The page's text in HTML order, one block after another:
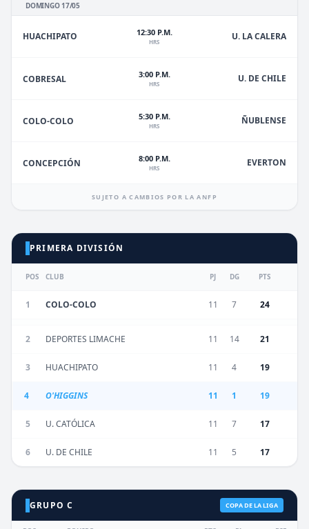
DOMINGO 17/05
HUACHIPATO 12:30 P.M.
HRS U. LA CALERA
COBRESAL 3:00 P.M.
HRS U. DE CHILE
COLO-COLO 5:30 P.M.
HRS ÑUBLENSE
CONCEPCIÓN 8:00 P.M.
HRS EVERTON
SUJETO A CAMBIOS POR LA ANFP
PRIMERA DIVISIÓN
POS CLUB PJ DG PTS
1 COLO-COLO 11 7 24
2 DEPORTES LIMACHE 11 14 21
3 HUACHIPATO 11 4 19
4 O'HIGGINS 11 1 19
5 U. CATÓLICA 11 7 17
6 U. DE CHILE 11 5 17
GRUPO C COPA DE LA LIGA